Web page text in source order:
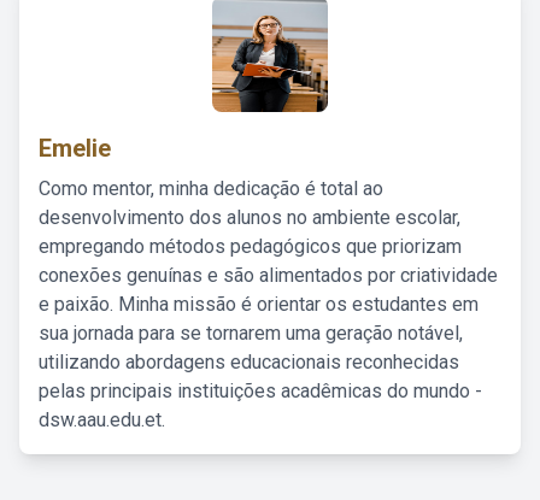
Emelie
Como mentor, minha dedicação é total ao
desenvolvimento dos alunos no ambiente escolar,
empregando métodos pedagógicos que priorizam
conexões genuínas e são alimentados por criatividade
e paixão. Minha missão é orientar os estudantes em
sua jornada para se tornarem uma geração notável,
utilizando abordagens educacionais reconhecidas
pelas principais instituições acadêmicas do mundo -
dsw.aau.edu.et.